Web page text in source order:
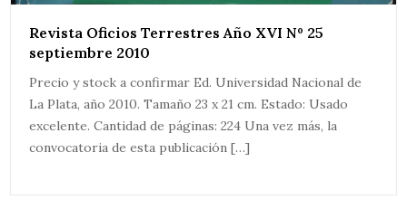
Revista Oficios Terrestres Año XVI Nº 25
septiembre 2010
Precio y stock a confirmar Ed. Universidad Nacional de
La Plata, año 2010. Tamaño 23 x 21 cm. Estado: Usado
excelente. Cantidad de páginas: 224 Una vez más, la
convocatoria de esta publicación […]